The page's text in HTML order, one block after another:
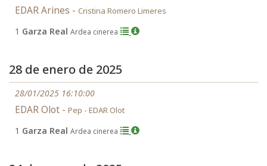
EDAR Arines - Cristina Romero Limeres
1 Garza Real Ardea cinerea
28 de enero de 2025
28/01/2025 16:10:00
EDAR Olot - Pep - EDAR Olot
1 Garza Real Ardea cinerea